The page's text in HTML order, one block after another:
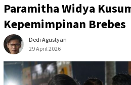
Paramitha Widya
Kepemimpinan Brebes
Dedi Agustyan
29 April 2026